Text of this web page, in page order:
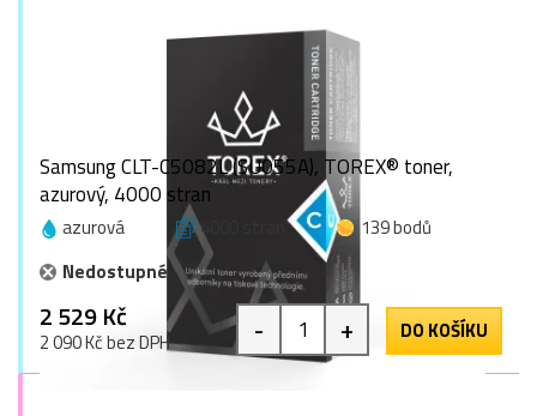
Samsung CLT-C5082L (SU055A), TOREX® toner,
azurový, 4000 stran
azurová 4000 stran
139 bodů
Nedostupné
2 529 Kč
2 090 Kč bez DPH - + DO KOŠÍKU